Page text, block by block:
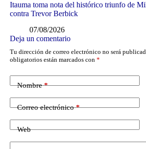
Itauma toma nota del histórico triunfo de
contra Trevor Berbick
07/08/2026
Deja un comentario
Tu dirección de correo electrónico no será
obligatorios están marcados con *
Nombre*
Correo electrónico*
Web